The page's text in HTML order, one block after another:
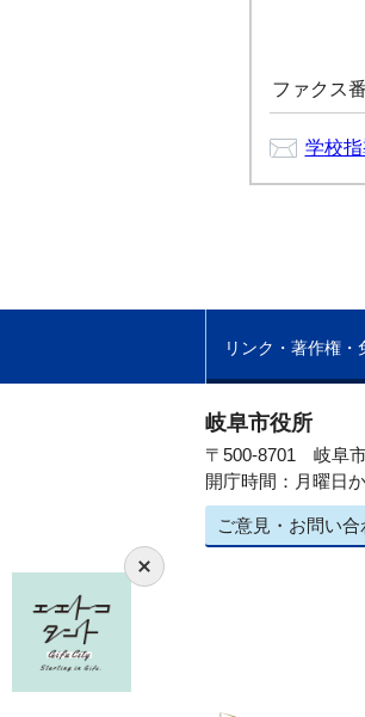
ファクス
学校
リンク・著作権・
岐阜市役所
〒500-8701 岐阜
開庁時間：月曜日
ご意見・お問い合